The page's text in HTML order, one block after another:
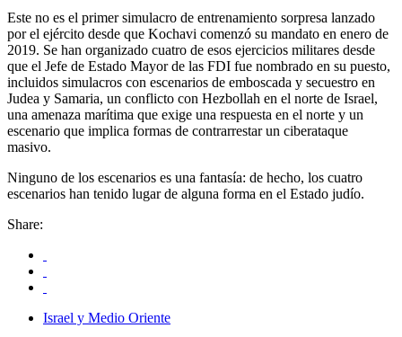
Este no es el primer simulacro de entrenamiento sorpresa lanzado
por el ejército desde que Kochavi comenzó su mandato en enero de
2019. Se han organizado cuatro de esos ejercicios militares desde
que el Jefe de Estado Mayor de las FDI fue nombrado en su puesto,
incluidos simulacros con escenarios de emboscada y secuestro en
Judea y Samaria, un conflicto con Hezbollah en el norte de Israel,
una amenaza marítima que exige una respuesta en el norte y un
escenario que implica formas de contrarrestar un ciberataque
masivo.
Ninguno de los escenarios es una fantasía: de hecho, los cuatro
escenarios han tenido lugar de alguna forma en el Estado judío.
Share:
Israel y Medio Oriente